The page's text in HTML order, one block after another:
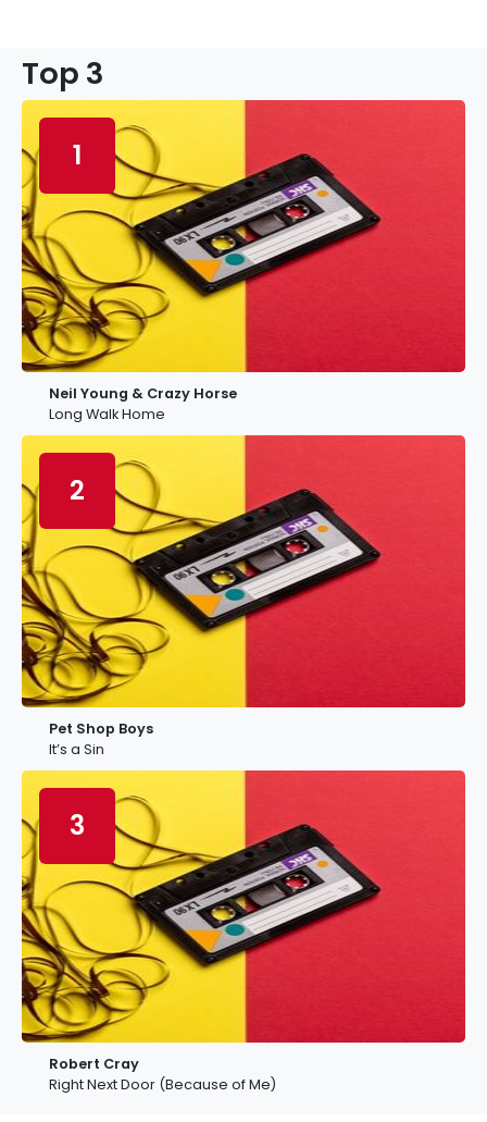
Top 3
1
Neil Young & Crazy Horse
Long Walk Home
2
Pet Shop Boys
It’s a Sin
3
Robert Cray
Right Next Door (Because of Me)